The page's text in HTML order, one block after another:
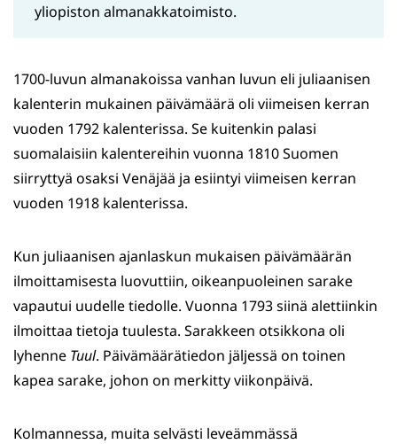
yliopiston almanakkatoimisto.
1700-luvun almanakoissa vanhan luvun eli juliaanisen
kalenterin mukainen päivämäärä oli viimeisen kerran
vuoden 1792 kalenterissa. Se kuitenkin palasi
suomalaisiin kalentereihin vuonna 1810 Suomen
siirryttyä osaksi Venäjää ja esiintyi viimeisen kerran
vuoden 1918 kalenterissa.
Kun juliaanisen ajanlaskun mukaisen päivämäärän
ilmoittamisesta luovuttiin, oikeanpuoleinen sarake
vapautui uudelle tiedolle. Vuonna 1793 siinä alettiinkin
ilmoittaa tietoja tuulesta. Sarakkeen otsikkona oli
lyhenne Tuul. Päivämäärätiedon jäljessä on toinen
kapea sarake, johon on merkitty viikonpäivä.
Kolmannessa, muita selvästi leveämmässä